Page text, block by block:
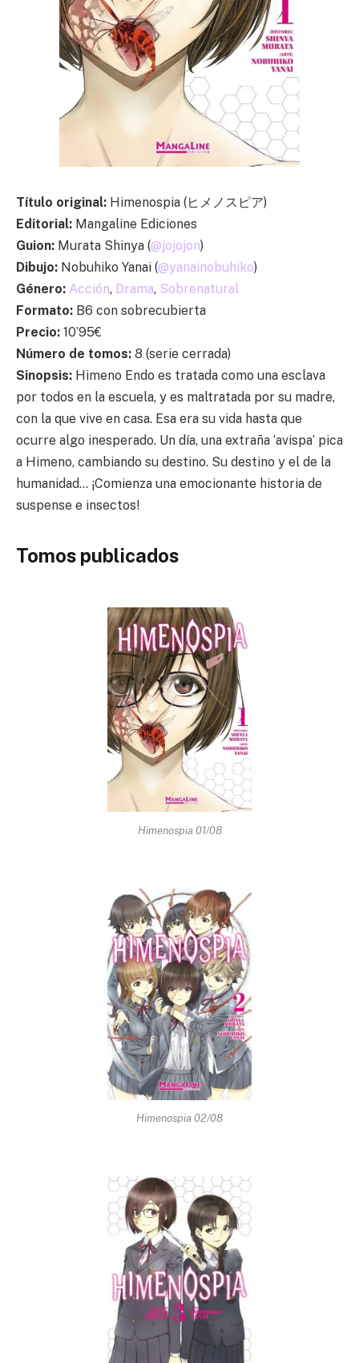
Título original: Himenospia (ヒメノスピア)
Editorial: Mangaline Ediciones
Guion: Murata Shinya (@jojojon)
Dibujo: Nobuhiko Yanai (@yanainobuhiko)
Género: Acción, Drama, Sobrenatural
Formato: B6 con sobrecubierta
Precio: 10’95€
Número de tomos: 8 (serie cerrada)
Sinopsis: Himeno Endo es tratada como una esclava
por todos en la escuela, y es maltratada por su madre,
con la que vive en casa. Esa era su vida hasta que
ocurre algo inesperado. Un día, una extraña ‘avispa’ pica
a Himeno, cambiando su destino. Su destino y el de la
humanidad… ¡Comienza una emocionante historia de
suspense e insectos!
Tomos publicados
Himenospia 01/08
Himenospia 02/08